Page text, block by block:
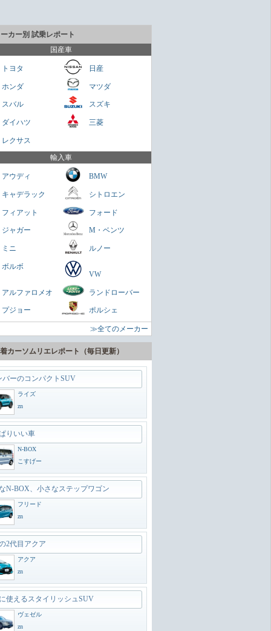
カー別 試乗レポート
国産車
トヨタ 日産
ホンダ マツダ
スバル スズキ
ダイハツ 三菱
レクサス
輸入車
アウディ BMW
キャデラック シトロエン
フィアット フォード
ジャガー M・ベンツ
ミニ ルノー
ボルボ
VW
アルファロメオ ランドローバー
プジョー ポルシェ
≫全てのメーカー
カーソムリエレポート（毎日更新）
重なセダンだが800万円は高いかも
さくらもち
を乗せられる男のロマン
クトスペシャリティーSUV
陸の巡洋艦
zn
どいいSUV
ヴェゼル
zn
バーのコンパクトSUV
ライズ
zn
りいい車
N-BOX
こすげー
N-BOX、小さなステップワゴン
フリード
zn
2代目アクア
アクア
zn
使えるスタイリッシュSUV
ヴェゼル
zn